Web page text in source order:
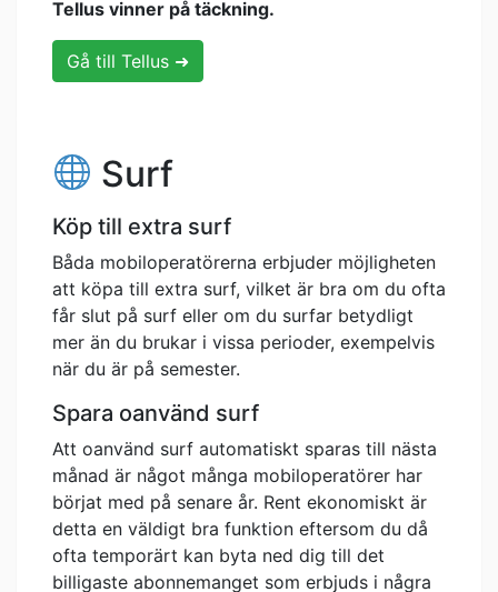
Tellus vinner på täckning.
Gå till Tellus ➜
Surf
Köp till extra surf
Båda mobiloperatörerna erbjuder möjligheten
att köpa till extra surf, vilket är bra om du ofta
får slut på surf eller om du surfar betydligt
mer än du brukar i vissa perioder, exempelvis
när du är på semester.
Spara oanvänd surf
Att oanvänd surf automatiskt sparas till nästa
månad är något många mobiloperatörer har
börjat med på senare år. Rent ekonomiskt är
detta en väldigt bra funktion eftersom du då
ofta temporärt kan byta ned dig till det
billigaste abonnemanget som erbjuds i några